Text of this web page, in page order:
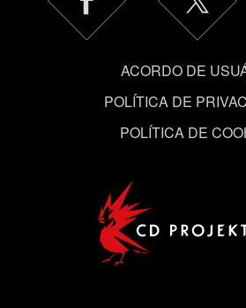
ACORDO DE
POLÍTICA DE
POLÍTICA DE